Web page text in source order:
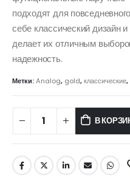
подходят для
себе классический дизайн
делает их отличным
надежность.
Метки:Analog, gold,классические,
В